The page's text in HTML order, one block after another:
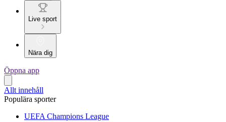
Live sport
Nära dig
Öppna app
Allt innehåll
Populära sporter
UEFA Champions League